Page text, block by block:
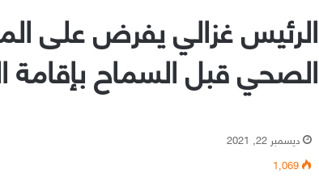
الرئيس غزالي يفرض على
الصحي قبل السماح بإقامة
ديسمبر 22, 2021
1٬069